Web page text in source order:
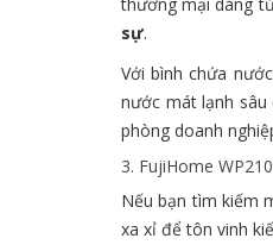
sự.
Với bình chứa
nước mát lạnh
phòng doanh
3. FujiHome
Nếu bạn tìm kiếm
xa xỉ để tôn vinh